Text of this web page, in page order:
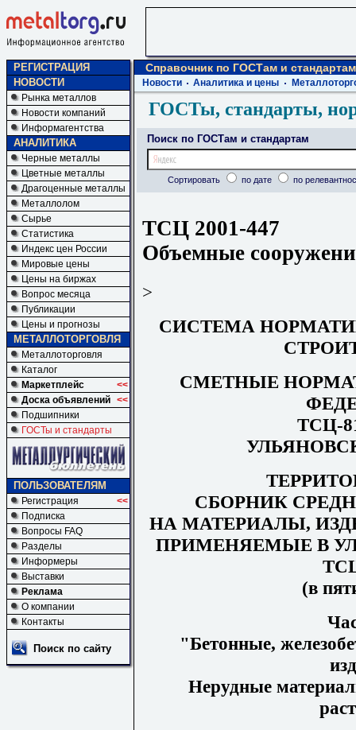
РЕГИСТРАЦИЯ
НОВОСТИ
Рынка металлов
Новости компаний
Информагентства
АНАЛИТИКА
Черные металлы
Цветные металлы
Драгоценные металлы
Металлолом
Сырье
Статистика
Индекс цен России
Мировые цены
Цены на биржах
Вопрос месяца
Публикации
Цены и прогнозы
МЕТАЛЛОТОРГОВЛЯ
Металлоторговля
Каталог
Маркетплейс
<<
Доска объявлений <<
Подшипники
ГОСТы и стандарты
ПОЛЬЗОВАТЕЛЯМ
Регистрация
<<
Подписка
Вопросы FAQ
Разделы
Информеры
Выставки
Реклама
О компании
Контакты
Поиск по сайту
Справочник по ГОСТам и стандартам
Новости Аналитика и цены
ГОСТы, стандарты,
Поиск по ГОСТам и стандартам
Сортировать по дате по
ТСЦ 2001-447
Объемные
>
СИСТЕМА
СМЕТНЫЕ
ТСЦ-
СБОРНИК
НА МАТЕРИАЛЫ,
ПРИМЕНЯЕМЫЕ В
(в
"Бетонные,
Нерудные